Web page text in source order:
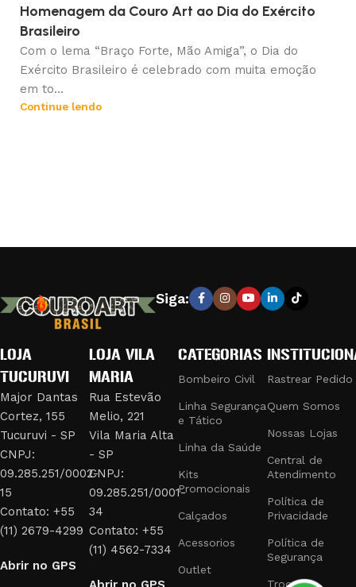
Homenagem da Couro Art ao Dia do Exército
Brasileiro
Com o lema “Braço Forte, Mão Amiga”, o Dia do
Exército Brasileiro é celebrado com muita emoção
em to...
Continue lendo
Siga:
LOJA
TUCURUVI
Major Dantas
Cortez, 155
Tucuruvi - SP
CNPJ:
09.285.251/0002-
15
Contato: +55
(11) 2679-4299
Abrir no GPS
LOJA VILA
MARIA
Rua Estevão
Melio, 221
Vila Maria Alta
- SP
CNPJ:
09.285.251/0001-
34
Contato: +55
(11) 4562-7334
CATEGORIAS
Bombeiro Civil
Linha Segurança
e Tático
Linha da Saúde
Kits
Promocionais
Calçados
Acessorios
Outlet
Rastrear Pedido
Quem Somos
Nossas Lojas
Central de
Atendimento
Política de
Privacidade
Política de
Segurança
Trocas e